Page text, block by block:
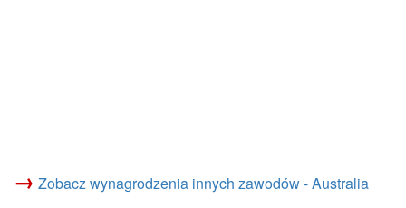
→ Zobacz wynagrodzenia innych zawodów - Australia